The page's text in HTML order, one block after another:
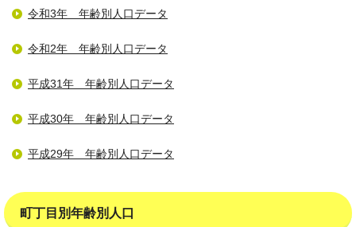
令和3年 年齢別人口データ
令和2年 年齢別人口データ
平成31年 年齢別人口データ
平成30年 年齢別人口データ
平成29年 年齢別人口データ
町丁目別年齢別人口